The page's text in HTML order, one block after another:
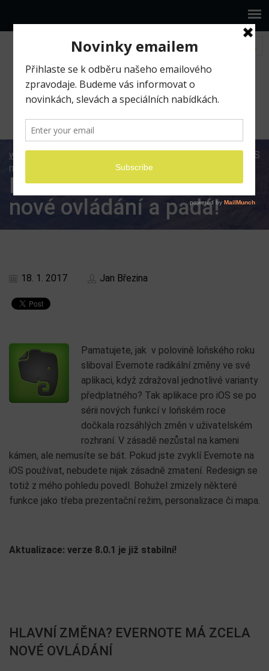
www.ilumio.cz
Evernote na iOS
má zcela nové ovládání a padá!
Evernote na iOS má zcela
nové ovládání a padá!
18. 1. 2017 Jan Březina
Pamatujete, jak v polovině loňského roku
sliboval Evernote radikální změny ve své
aplikaci, když zdražoval jednotlivé varianty
předplatného? Tak aplikace pro iOS se po
sérii nových funkcí v loňském roce
dočkala rozsáhlých změn v uživatelském
rozhraní. V zásadě nezůstal na kameni
kámen, ale nemusíte se bát. Pokud jste zvyklí Evernote na
iOS používat, nebudete nijak zásadně zmatení. Redesign se
totiž z mého pohledu povedl. Bohužel zmizely některé
funkce jako třeba prezentační režim, personalizace či mapa.
Aktualizace: verze 8.0.1 je již stabilní!
HLAVNÍ ZMĚNA? EVERNOTE MÁ ZCELA
NOVÉ OVLÁDÁNÍ